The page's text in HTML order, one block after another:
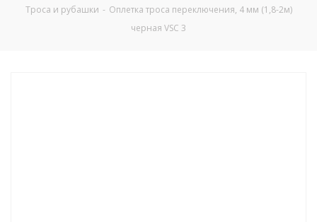
Троса и рубашки - Оплетка троса переключения, 4 мм (1,8-2м)
черная VSC 3